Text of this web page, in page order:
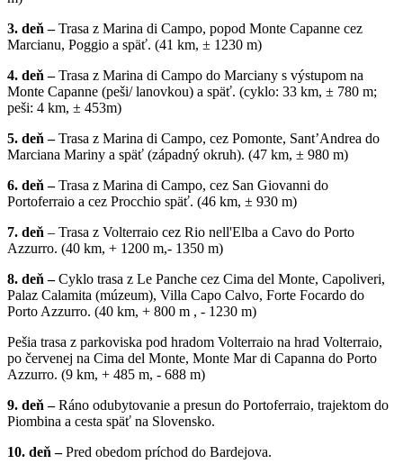
3. deň –Trasa z Marina di Campo, popod Monte Capanne cez
Marcianu, Poggio a späť. (41 km, ± 1230 m)
4. deň –Trasa z Marina di Campo do Marciany s výstupom na
Monte Capanne (peši/ lanovkou) a späť. (cyklo: 33 km, ± 780 m;
peši: 4 km, ± 453m)
5. deň –Trasa z Marina di Campo, cez Pomonte, Sant’Andrea do
Marciana Mariny a späť (západný okruh). (47 km, ± 980 m)
6. deň –Trasa z Marina di Campo, cez San Giovanni do
Portoferraio a cez Procchio späť. (46 km, ± 930 m)
7. deň – Trasa z Volterraio cez Rio nell'Elba a Cavo do Porto
Azzurro. (40 km, + 1200 m,- 1350 m)
8. deň –Cyklo trasa z Le Panche cez Cima del Monte, Capoliveri,
Palaz Calamita (múzeum), Villa Capo Calvo, Forte Focardo do
Porto Azzurro. (40 km, + 800 m , - 1230 m)
Pešia trasa z parkoviska pod hradom Volterraio na hrad Volterraio,
po červenej na Cima del Monte, Monte Mar di Capanna do Porto
Azzurro. (9 km, + 485 m, - 688 m)
9. deň –Ráno odubytovanie a presun do Portoferraio, trajektom do
Piombina a cesta späť na Slovensko.
10. deň –Pred obedom príchod do Bardejova.